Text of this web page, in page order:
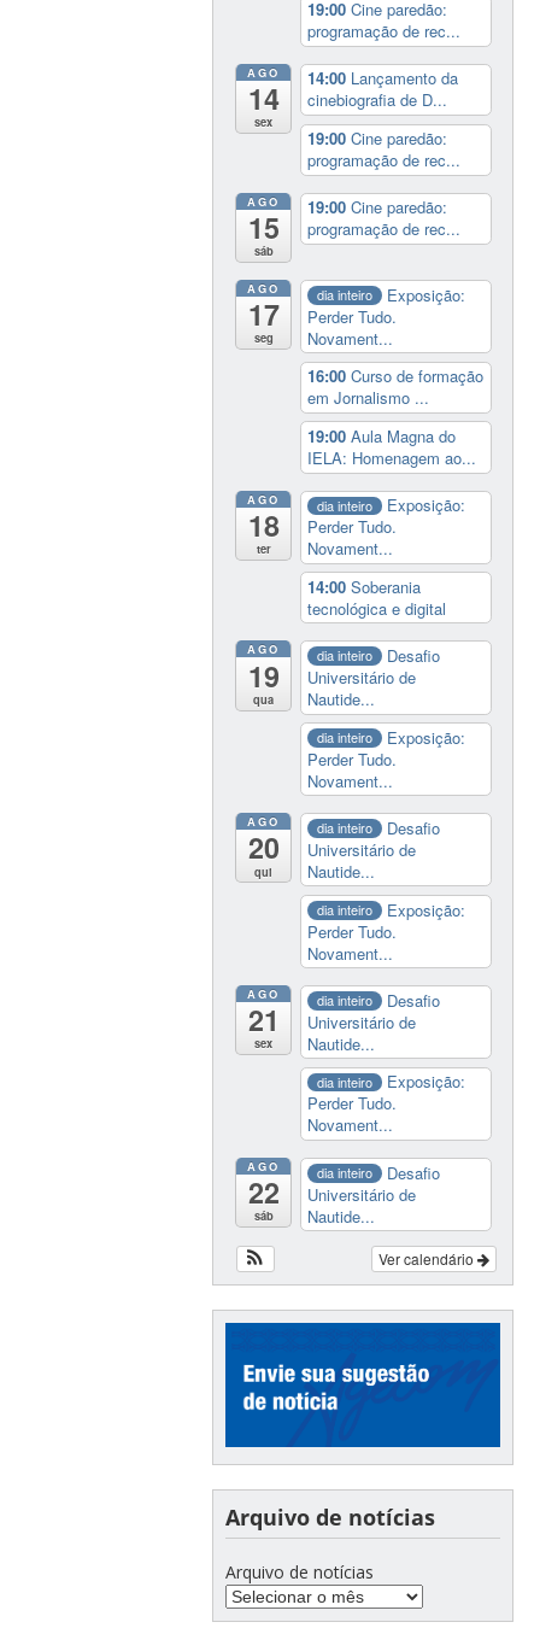
19:00Cine paredão:
programação de rec...
AGO
14
sex
14:00 Lançamento da
cinebiografia de D...
19:00Cine paredão:
programação de rec...
AGO
15
sáb
19:00Cine paredão:
programação de rec...
AGO
17
seg
dia inteiro
Exposição:
Perder Tudo.
Novament...
16:00Curso de formação
em Jornalismo ...
19:00Aula Magna do
IELA: Homenagem ao...
AGO
18
ter
dia inteiro
Exposição:
Perder Tudo.
Novament...
14:00Soberania
tecnológica e digital
AGO
19
qua
dia inteiro
Desafio
Universitário de
Nautide...
dia inteiro
Exposição:
Perder Tudo.
Novament...
AGO
20
qui
dia inteiro
Desafio
Universitário de
Nautide...
dia inteiro
Exposição:
Perder Tudo.
Novament...
AGO
21
sex
dia inteiro
Desafio
Universitário de
Nautide...
dia inteiro
Exposição:
Perder Tudo.
Novament...
AGO
22
sáb
dia inteiro
Desafio
Universitário de
Nautide...
Ver calendário
Arquivo de notícias
Arquivo de notícias